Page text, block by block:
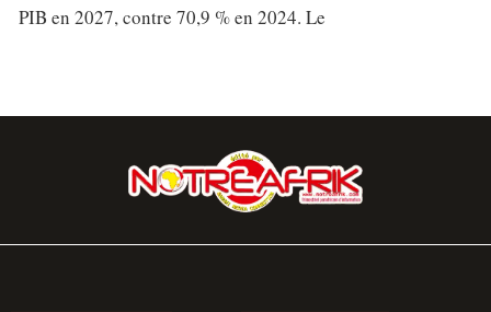
PIB en 2027, contre 70,9 % en 2024. Le